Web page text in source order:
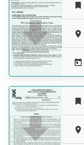






